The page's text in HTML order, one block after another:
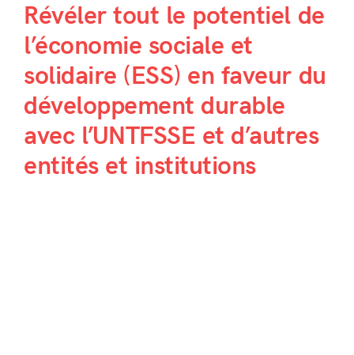
Révéler tout le potentiel de
l’économie sociale et
solidaire (ESS) en faveur du
développement durable
avec l’UNTFSSE et d’autres
entités et institutions